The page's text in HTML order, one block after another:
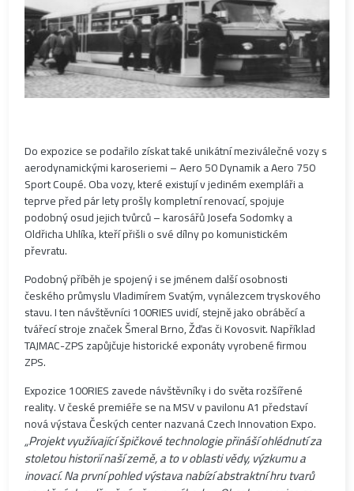
Do expozice se podařilo získat také unikátní meziválečné vozy s
aerodynamickými karoseriemi – Aero 50 Dynamik a Aero 750
Sport Coupé. Oba vozy, které existují v jediném exempláři a
teprve před pár lety prošly kompletní renovací, spojuje
podobný osud jejich tvůrců – karosářů Josefa Sodomky a
Oldřicha Uhlíka, kteří přišli o své dílny po komunistickém
převratu.
Podobný příběh je spojený i se jménem další osobnosti
českého průmyslu Vladimírem Svatým, vynálezcem tryskového
stavu. I ten návštěvníci 100RIES uvidí, stejně jako obráběcí a
tvářecí stroje značek Šmeral Brno, Žďas či Kovosvit. Například
TAJMAC-ZPS zapůjčuje historické exponáty vyrobené firmou
ZPS.
Expozice 100RIES zavede návštěvníky i do světa rozšířené
reality. V české premiéře se na MSV v pavilonu A1 představí
nová výstava Českých center nazvaná Czech Innovation Expo.
„Projekt využívající špičkové technologie přináší ohlédnutí za
stoletou historií naší země, a to v oblasti vědy, výzkumu a
inovací. Na první pohled výstava nabízí abstraktní hru tvarů